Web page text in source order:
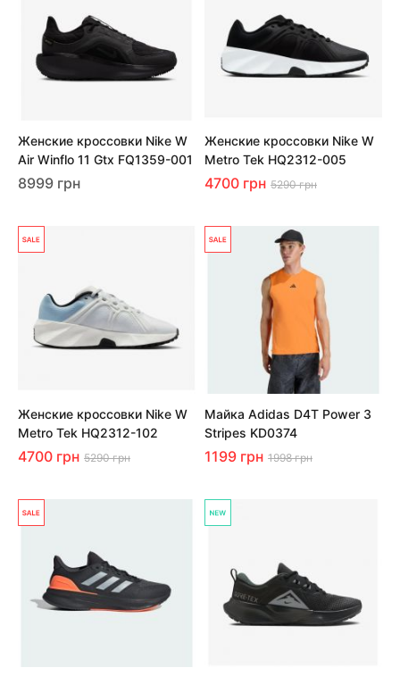
Женские кроссовки Nike W
Air Winflo 11 Gtx FQ1359-001
8999 грн
Женские кроссовки Nike W
Metro Tek HQ2312-005
4700 грн 5290 грн
Женские кроссовки Nike W
Metro Tek HQ2312-102
4700 грн 5290 грн
Майка Adidas D4T Power 3
Stripes KD0374
1199 грн 1998 грн